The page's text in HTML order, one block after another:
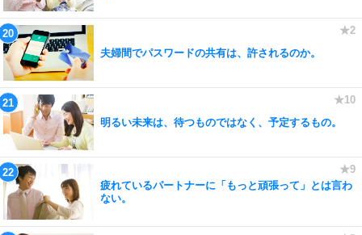
夫婦間でパスワードの共有は、許されるのか。
明るい未来は、待つものではなく、予定するもの。
疲れているパートナーに「もっと頑張って」とは言わ
ない。